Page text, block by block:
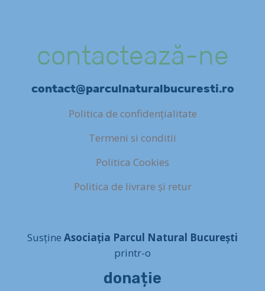
contactează-ne
contact@parculnaturalbucuresti.ro
Politica de confidențialitate
Termeni si conditii
Politica Cookies
Politica de livrare și retur
Susține Asociația Parcul Natural București
printr-o
donație